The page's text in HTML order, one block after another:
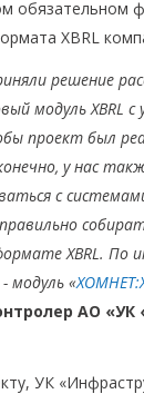
обязательном
XBRL
решение
модуль XBRL
проект был
у нас
с
XBRL. По
модуль «
АО
УК